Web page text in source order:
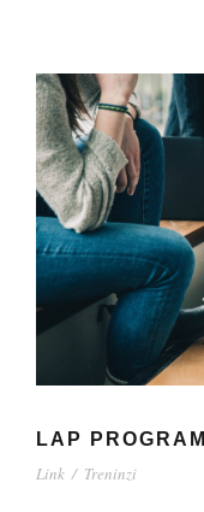
LAP PROGRAM
Link / Treninzi